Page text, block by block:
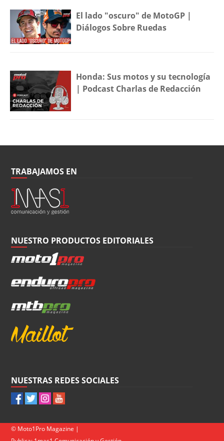
El lado "oscuro" de MotoGP |
Diálogos Sobre Ruedas
Honda: Sus motos y su tecnología
| Podcast Charlas de Redacción
TRABAJAMOS EN
NUESTRO PRODUCTOS EDITORIALES
NUESTRAS REDES SOCIALES
© Moto1Pro Magazine |